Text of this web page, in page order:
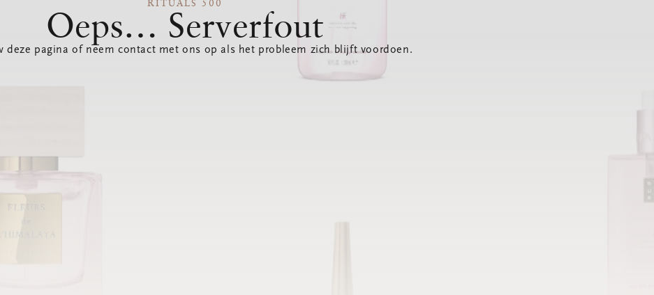
RITUALS 500
Oeps… Serverfout
deze pagina of neem contact met ons op als het probleem zich blijft voordoen.